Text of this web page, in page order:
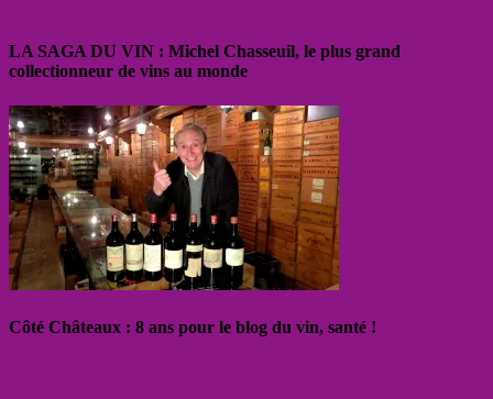
LA SAGA DU VIN : Michel Chasseuil, le plus grand
collectionneur de vins au monde
Côté Châteaux : 8 ans pour le blog du vin, santé !